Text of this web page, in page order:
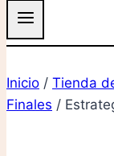
Inicio / Tienda
Finales /